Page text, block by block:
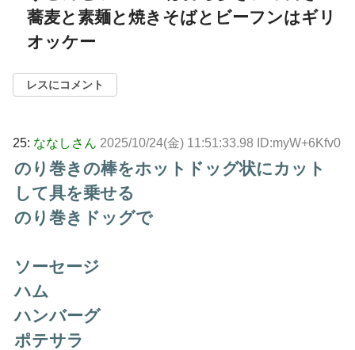
蕎麦と素麺と焼きそばとビーフンはギリ
オッケー
レスにコメント
25: ななしさん 2025/10/24(金) 11:51:33.98 ID:myW+6Kfv0
のり巻きの棒をホットドッグ状にカット
して具を乗せる
のり巻きドッグで
ソーセージ
ハム
ハンバーグ
ポテサラ